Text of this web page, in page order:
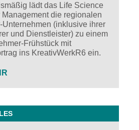
lädt das Life Science
Management die regionalen
Unternehmen (inklusive ihrer
und Dienstleister) zu einem
Frühstück mit
ins KreativWerkR6 ein.